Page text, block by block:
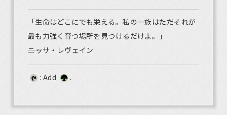
「生命はどこにでも栄える。私の一族はただそれが
最も力強く育つ場所を見つけるだけよ。」
――ニッサ・レヴェイン
: Add .